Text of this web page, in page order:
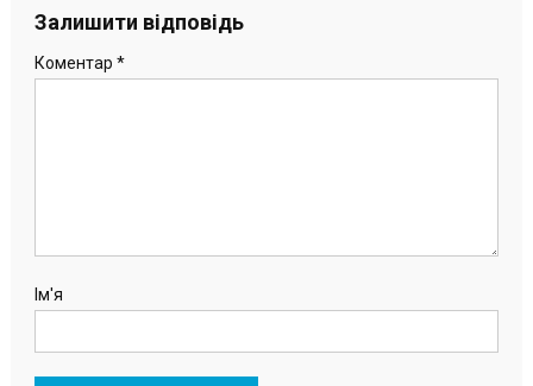
записів
Залишити відповідь
Коментар *
Ім'я